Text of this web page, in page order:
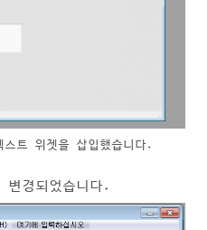
스트 위젯을 삽입했습니다.
변경되었습니다.